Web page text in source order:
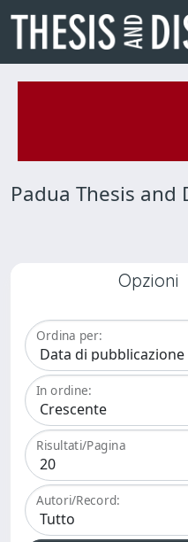
Padua Thesis and
Opzioni
Ordina per:
In ordine:
Risultati/Pagina
Autori/Record: